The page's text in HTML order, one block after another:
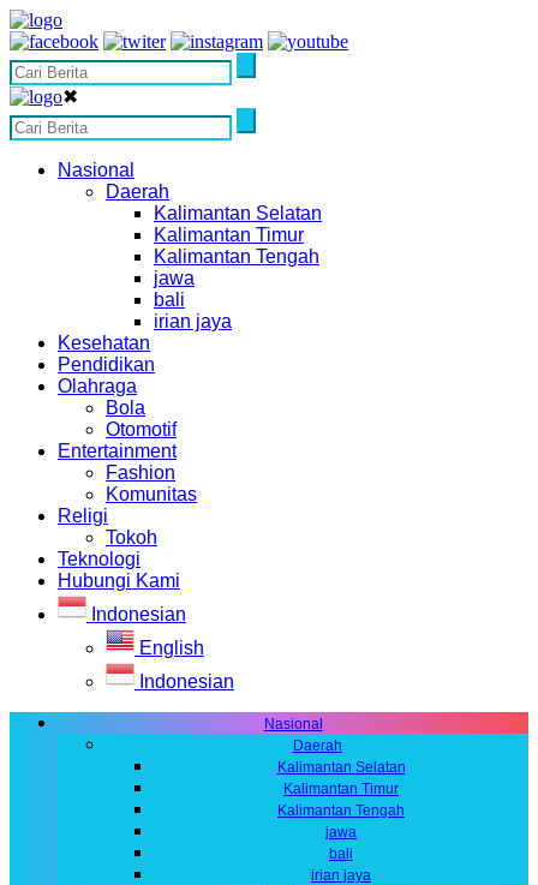
✖
Nasional
Daerah
Kalimantan Selatan
Kalimantan Timur
Kalimantan Tengah
jawa
bali
irian jaya
Kesehatan
Pendidikan
Olahraga
Bola
Otomotif
Entertainment
Fashion
Komunitas
Religi
Tokoh
Teknologi
Hubungi Kami
Indonesian
English
Indonesian
Nasional
Daerah
Kalimantan Selatan
Kalimantan Timur
Kalimantan Tengah
jawa
bali
irian jaya